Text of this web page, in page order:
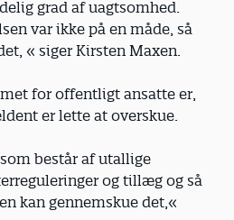
grad af uagtsomhed.
var ikke på en måde, så
« siger Kirsten Maxen.
for offentligt ansatte er,
er lette at overskue.
består af utallige
og tillæg og så
kan gennemskue det,«